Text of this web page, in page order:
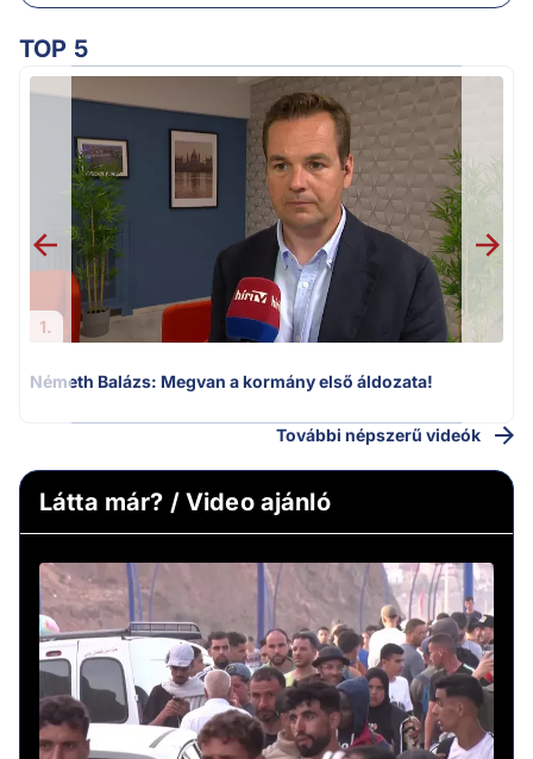
TOP 5
1.
Németh Balázs: Megvan a kormány első áldozata!
További népszerű videók
Látta már? / Video ajánló